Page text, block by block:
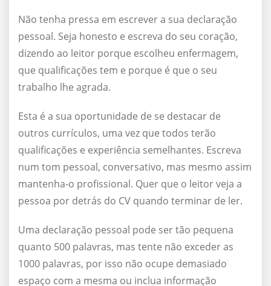
Não tenha pressa em escrever a sua declaração
pessoal. Seja honesto e escreva do seu coração,
dizendo ao leitor porque escolheu enfermagem,
que qualificações tem e porque é que o seu
trabalho lhe agrada.
Esta é a sua oportunidade de se destacar de
outros currículos, uma vez que todos terão
qualificações e experiência semelhantes. Escreva
num tom pessoal, conversativo, mas mesmo assim
mantenha-o profissional. Quer que o leitor veja a
pessoa por detrás do CV quando terminar de ler.
Uma declaração pessoal pode ser tão pequena
quanto 500 palavras, mas tente não exceder as
1000 palavras, por isso não ocupe demasiado
espaço com a mesma ou inclua informação